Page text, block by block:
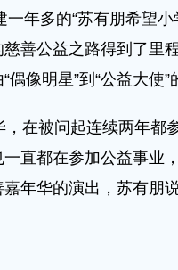
一年多的“苏有朋希望
善公益之路得到了里
像明星”到“公益大使”
在被问起连续两年都
直都在参加公益事业
年华的演出，苏有朋